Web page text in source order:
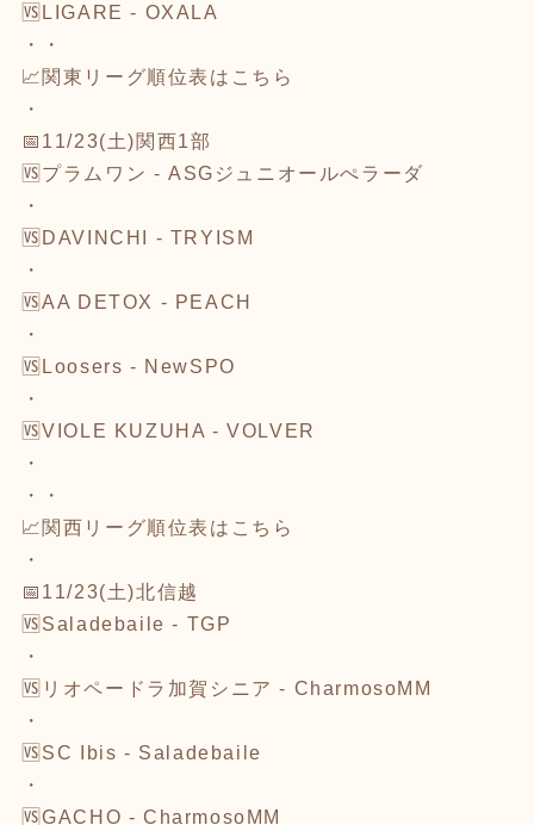
🆚 LIGARE - OXALA
・・
📈関東リーグ順位表は こちら
・
📅11/23(土)関西1部
🆚 プラムワン - ASGジュニオールぺラーダ
・
🆚 DAVINCHI - TRYISM
・
🆚AA DETOX - PEACH
・
🆚 Loosers - NewSPO
・
🆚VIOLE KUZUHA - VOLVER
・
・・
📈関西リーグ順位表は こちら
・
📅11/23(土)北信越
🆚 Saladebaile - TGP
・
🆚 リオペードラ加賀シニア - CharmosoMM
・
🆚 SC Ibis - Saladebaile
・
🆚GACHO - CharmosoMM